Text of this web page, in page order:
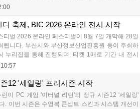
를 맡았다. 출범 한 달여 만에 위메이드맥스의 전
... 축제, BIC 2026 온라인 전시 시작
티벌 2026 온라인 페스티벌이 8월 7일 개막해 28일
됩니다. 부산시와 부산정보산업진흥원 등이 주최하
누리집을 통해 진행되며, 티켓 1매로 기간 내 전시
수 있습니다. 일반 및 루키 부문 등 다양한 인디게
능한 이번 행사는 역대 최대 규모로 열려 인디게임
전망입니다....
10:57
12 '세일링' 프리시즌 시작
런이 PC 게임 '이터널 리턴'의 정규 시즌12 '세일링'
. 이번 시즌은 수영복 콘셉트 스킨과 시스템 개선이